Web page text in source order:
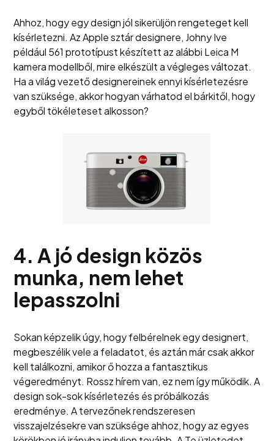
Ahhoz, hogy egy design jól sikerüljön rengeteget kell
kísérletezni. Az Apple sztár designere, Johny Ive
például 561 prototípust készített az alábbi Leica M
kamera modellből, mire elkészült a végleges változat.
Ha a világ vezető designereinek ennyi kísérletezésre
van szüksége, akkor hogyan várhatod el bárkitől, hogy
egyből tökéleteset alkosson?
4. A jó design közös
munka, nem lehet
lepasszolni
Sokan képzelik úgy, hogy felbérelnek egy designert,
megbeszélik vele a feladatot, és aztán már csak akkor
kell találkozni, amikor ő hozza a fantasztikus
végeredményt. Rossz hírem van, ez nem így működik. A
design sok-sok kísérletezés és próbálkozás
eredménye. A tervezőnek rendszeresen
visszajelzésekre van szüksége ahhoz, hogy az egyes